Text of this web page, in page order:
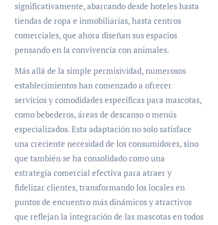
significativamente, abarcando desde hoteles hasta
tiendas de ropa e inmobiliarias, hasta centros
comerciales, que ahora diseñan sus espacios
pensando en la convivencia con animales.
Más allá de la simple permisividad, numerosos
establecimientos han comenzado a ofrecer
servicios y comodidades específicas para mascotas,
como bebederos, áreas de descanso o menús
especializados. Esta adaptación no solo satisface
una creciente necesidad de los consumidores, sino
que también se ha consolidado como una
estrategia comercial efectiva para atraer y
fidelizar clientes, transformando los locales en
puntos de encuentro más dinámicos y atractivos
que reflejan la integración de las mascotas en todos